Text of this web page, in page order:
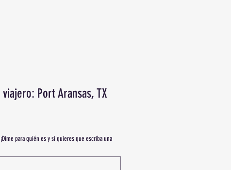
Port Aransas, TX
para quién es y si quieres que escriba una